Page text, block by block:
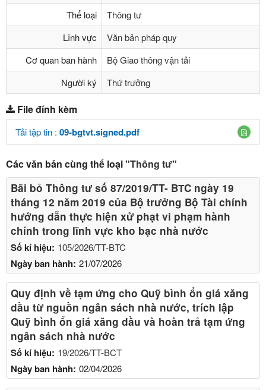
Thể loại
Thông tư
Lĩnh vực
Văn bản pháp quy
Cơ quan ban hành
Bộ Giao thông vận tải
Người ký
Thứ trưởng
File đính kèm
Tải tập tin : 09-bgtvt.signed.pdf
Các văn bản cùng thể loại"Thông tư"
Số kí hiệu: 105/2026/TT-BTC
Ngày ban hành: 21/07/2026
Bãi bỏ Thông tư số 87/2019/TT- BТC ngày 19
tháng 12 năm 2019 của Bộ trưởng Bộ Tài chính
hướng dẫn thực hiện xử phạt vi phạm hành
chính trong lĩnh vực kho bạc nhà nước
Số kí hiệu: 19/2026/TT-BCT
Ngày ban hành: 02/04/2026
Quy định về tạm ứng cho Quỹ bình ổn giá xăng
dầu từ nguồn ngân sách nhà nước, trích lập
Quỹ bình ổn giá xăng dầu và hoàn trả tạm ứng
ngân sách nhà nước